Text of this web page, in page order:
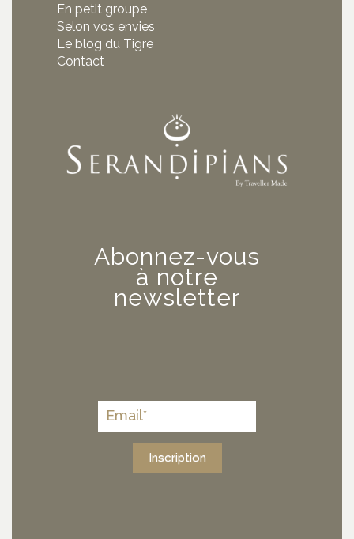
En petit groupe
Selon vos envies
Le blog du Tigre
Contact
Abonnez-vous
à notre
newsletter
Inscription